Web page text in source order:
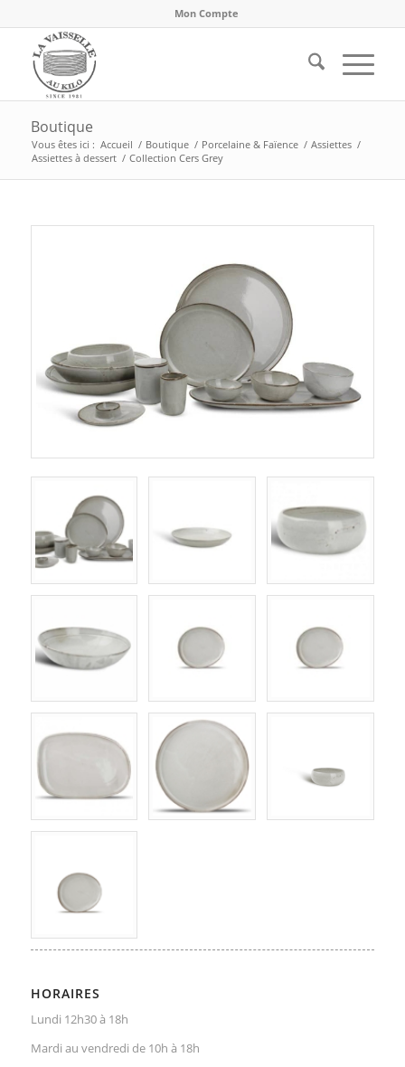
Mon Compte
Boutique
Vous êtes ici : Accueil / Boutique / Porcelaine & Faïence / Assiettes /
Assiettes à dessert / Collection Cers Grey
HORAIRES
Lundi 12h30 à 18h
Mardi au vendredi de 10h à 18h